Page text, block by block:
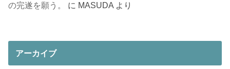
の完遂を願う。
に MASUDA より
アーカイブ